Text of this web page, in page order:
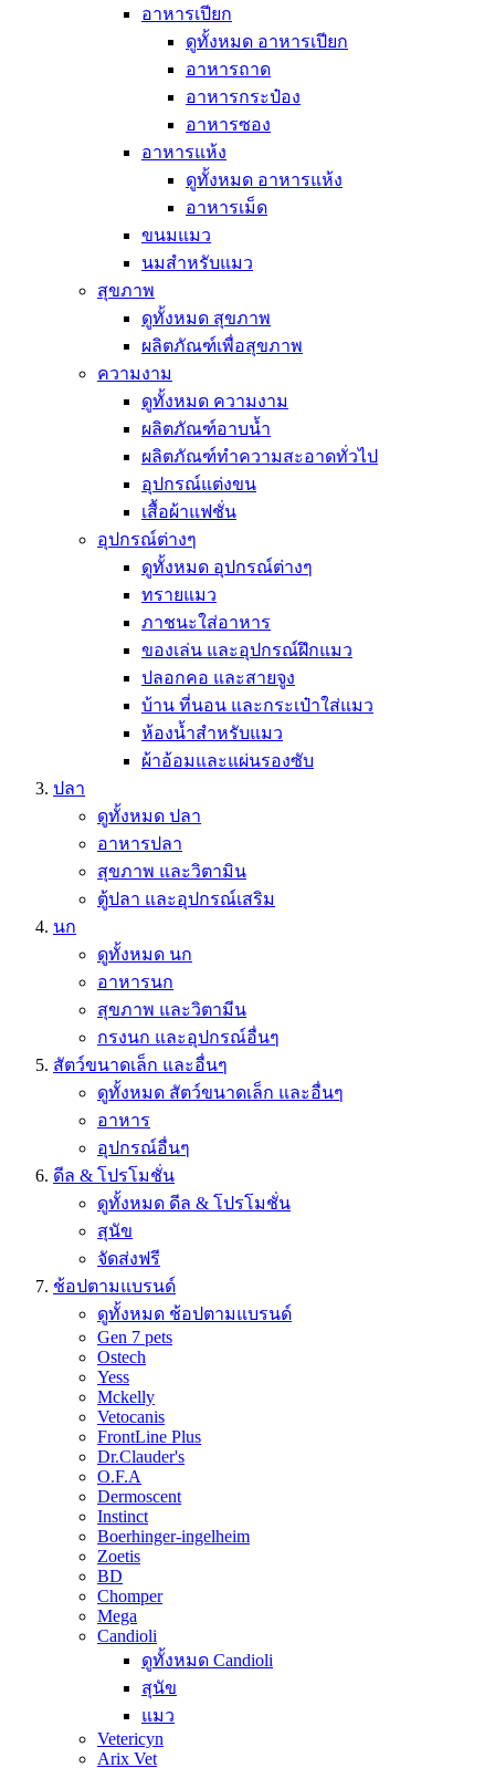
อาหารเปียก
ดูทั้งหมด อาหารเปียก
อาหารถาด
อาหารกระป๋อง
อาหารซอง
อาหารแห้ง
ดูทั้งหมด อาหารแห้ง
อาหารเม็ด
ขนมแมว
นมสำหรับแมว
สุขภาพ
ดูทั้งหมด สุขภาพ
ผลิตภัณฑ์เพื่อสุขภาพ
ความงาม
ดูทั้งหมด ความงาม
ผลิตภัณฑ์อาบน้ำ
ผลิตภัณฑ์ทำความสะอาดทั่วไป
อุปกรณ์แต่งขน
เสื้อผ้าแฟชั่น
อุปกรณ์ต่างๆ
ดูทั้งหมด อุปกรณ์ต่างๆ
ทรายแมว
ภาชนะใส่อาหาร
ของเล่น และอุปกรณ์ฝึกแมว
ปลอกคอ และสายจูง
บ้าน ที่นอน และกระเป๋าใส่แมว
ห้องน้ำสำหรับแมว
ผ้าอ้อมและแผ่นรองซับ
ปลา
ดูทั้งหมด ปลา
อาหารปลา
สุขภาพ และวิตามิน
ตู้ปลา และอุปกรณ์เสริม
นก
ดูทั้งหมด นก
อาหารนก
สุขภาพ และวิตามีน
กรงนก และอุปกรณ์อื่นๆ
สัตว์ขนาดเล็ก และอื่นๆ
ดูทั้งหมด สัตว์ขนาดเล็ก และอื่นๆ
อาหาร
อุปกรณ์อื่นๆ
ดีล & โปรโมชั่น
ดูทั้งหมด ดีล & โปรโมชั่น
สุนัข
จัดส่งฟรี
ช้อปตามแบรนด์
ดูทั้งหมด ช้อปตามแบรนด์
Gen 7 pets
Ostech
Yess
Mckelly
Vetocanis
FrontLine Plus
Dr.Clauder's
O.F.A
Dermoscent
Instinct
Boerhinger-ingelheim
Zoetis
BD
Chomper
Mega
Candioli
ดูทั้งหมด Candioli
สุนัข
แมว
Vetericyn
Arix Vet